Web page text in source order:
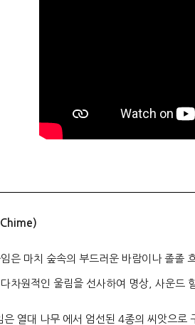
Chime)
은 마치 숲속의 부드러운 바람이나 졸졸
차원적인 울림을 선사하여 명상, 사운드
열대 나무 에서 엄선된 4종의 씨앗으로